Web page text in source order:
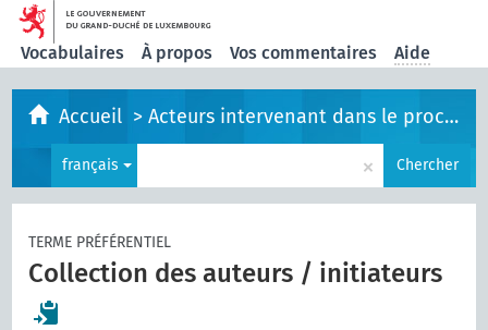
Vocabulaires À propos Vos commentaires Aide
Accueil >Acteurs intervenant dans le processus législatif
français × Chercher
TERME PRÉFÉRENTIEL
Collection des auteurs / initiateurs